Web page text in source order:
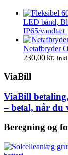
LED bånd,
IP65/vandtæt
Netafbryder
230,00 kr.
ViaBill
ViaBill
– betal, når
Beregning og